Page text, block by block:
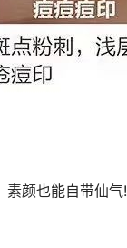
素颜也能自带仙气!